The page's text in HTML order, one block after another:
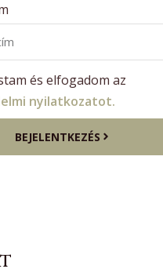
és elfogadom az
nyilatkozatot.
BEJELENTKEZÉS